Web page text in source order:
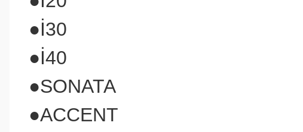
●İ30
●İ40
●SONATA
●ACCENT